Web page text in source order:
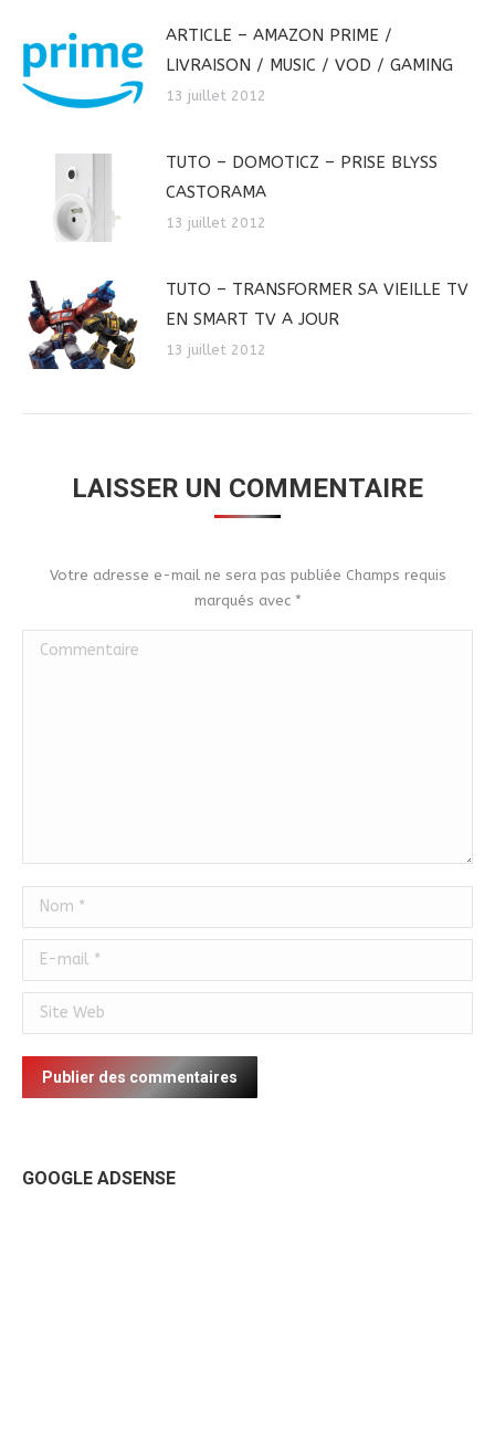
ARTICLE – AMAZON PRIME /
LIVRAISON / MUSIC / VOD / GAMING
13 juillet 2012
TUTO – DOMOTICZ – PRISE BLYSS
CASTORAMA
13 juillet 2012
TUTO – TRANSFORMER SA VIEILLE TV
EN SMART TV A JOUR
13 juillet 2012
LAISSER UN COMMENTAIRE
Votre adresse e-mail ne sera pas publiée Champs requis
marqués avec *
Commentaire
Nom *
E-mail *
Site Web
Publier des commentaires
GOOGLE ADSENSE